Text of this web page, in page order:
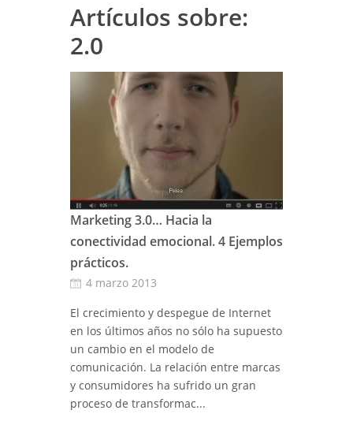
Artículos sobre:
2.0
Marketing 3.0… Hacia la
conectividad emocional. 4 Ejemplos
prácticos.
4 marzo 2013
El crecimiento y despegue de Internet
en los últimos años no sólo ha supuesto
un cambio en el modelo de
comunicación. La relación entre marcas
y consumidores ha sufrido un gran
proceso de transformac...